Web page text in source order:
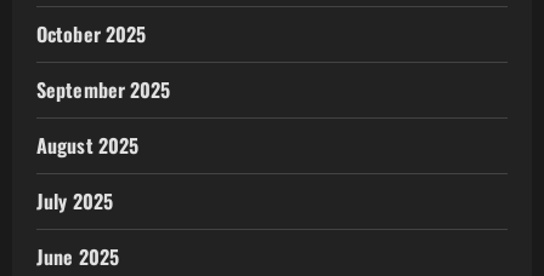
October 2025
September 2025
August 2025
July 2025
June 2025